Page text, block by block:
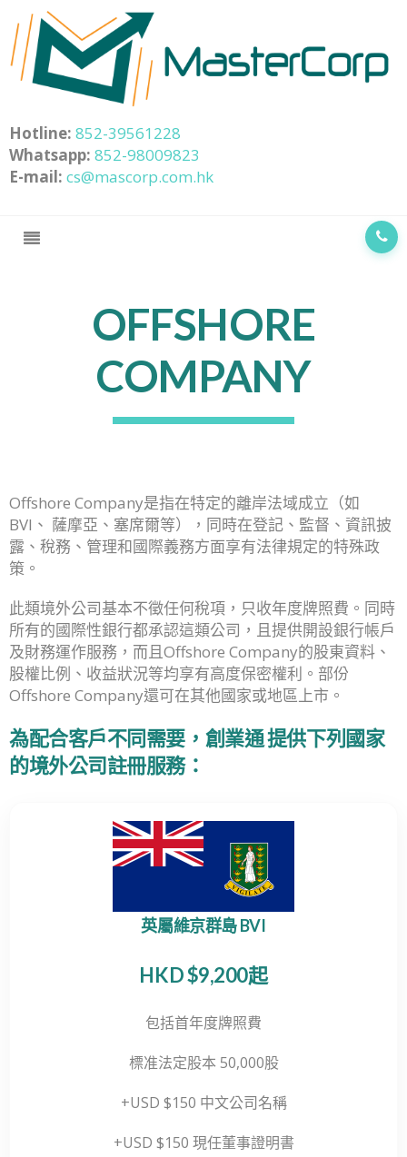
Hotline: 852-39561228
Whatsapp: 852-98009823
E-mail: cs@mascorp.com.hk
OFFSHORE
COMPANY
Offshore Company是指在特定的離岸法域成立（如
BVI、 薩摩亞、塞席爾等），同時在登記、監督、資訊披
露、稅務、管理和國際義務方面享有法律規定的特殊政
策。
此類境外公司基本不徵任何稅項，只收年度牌照費。同時
所有的國際性銀行都承認這類公司，且提供開設銀行帳戶
及財務運作服務，而且Offshore Company的股東資料、
股權比例、收益狀況等均享有高度保密權利。部份
Offshore Company還可在其他國家或地區上市。
為配合客戶不同需要，創業通 提供下列國家
的境外公司註冊服務：
英屬維京群島 BVI
HKD $9,200起
包括首年度牌照費
標准法定股本 50,000股
+USD $150 中文公司名稱
+USD $150 現任董事證明書